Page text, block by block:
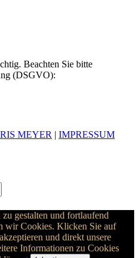
Beachten Sie bitte
(DSGVO):
MEYER | IMPRESSUM
gestalten und fortlaufend
wir Cookies. Klicken Sie auf
und direkt unsere
Informationen zu Cookies